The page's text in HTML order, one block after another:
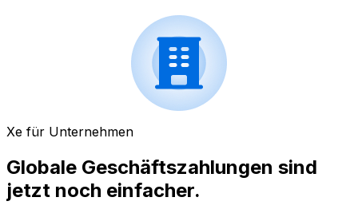
Xe für Unternehmen
Globale Geschäftszahlungen sind
jetzt noch einfacher.